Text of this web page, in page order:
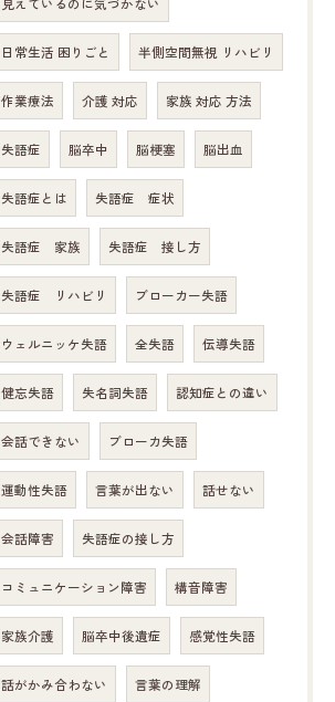
日常生活 困りごと 半側空間無視 リハビリ
作業療法 介護 対応 家族 対応 方法
失語症 脳卒中 脳梗塞 脳出血
失語症とは 失語症 症状
失語症 家族 失語症 接し方
失語症 リハビリ ブローカー失語
ウェルニッケ失語 全失語 伝導失語
健忘失語 失名詞失語 認知症との違い
会話できない ブローカ失語
運動性失語 言葉が出ない 話せない
会話障害 失語症の接し方
コミュニケーション障害 構音障害
家族介護 脳卒中後遺症 感覚性失語
話がかみ合わない 言葉の理解